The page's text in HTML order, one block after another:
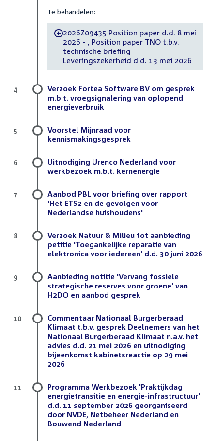
Te behandelen:
-2026Z09435 Position paper d.d. 8 mei
2026 - , Position paper TNO t.b.v.
technische briefing
Leveringszekerheid d.d. 13 mei 2026
Verzoek Fortea Software BV om gesprek
m.b.t. vroegsignalering van oplopend
energieverbruik
4
Voorstel Mijnraad voor
kennismakingsgesprek
5
Uitnodiging Urenco Nederland voor
werkbezoek m.b.t. kernenergie
6
Aanbod PBL voor briefing over rapport
'Het ETS2 en de gevolgen voor
Nederlandse huishoudens'
7
Verzoek Natuur & Milieu tot aanbieding
petitie 'Toegankelijke reparatie van
elektronica voor iedereen' d.d. 30 juni 2026
8
Aanbieding notitie 'Vervang fossiele
strategische reserves voor groene' van
H2DO en aanbod gesprek
9
Commentaar Nationaal Burgerberaad
Klimaat t.b.v. gesprek Deelnemers van het
Nationaal Burgerberaad Klimaat n.a.v. het
advies d.d. 21 mei 2026 en uitnodiging
bijeenkomst kabinetsreactie op 29 mei
2026
10
Programma Werkbezoek 'Praktijkdag
energietransitie en energie-infrastructuur'
d.d. 11 september 2026 georganiseerd
door NVDE, Netbeheer Nederland en
Bouwend Nederland
11